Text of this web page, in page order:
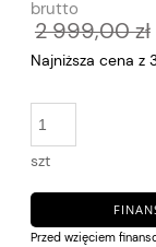
2 999,00 zł
Najniższa cena
szt
Przed wzięciem